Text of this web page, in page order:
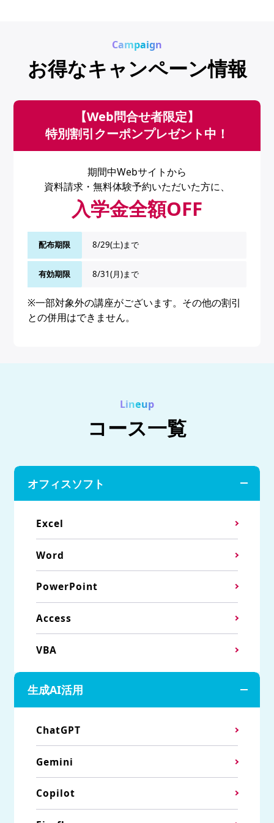
Campaign
お得なキャンペーン情報
【Web問合せ者限定】
特別割引クーポンプレゼント中！
期間中Webサイトから
資料請求・無料体験予約いただいた方に、
入学金全額OFF
配布期限 8/29(土)まで
有効期限 8/31(月)まで
※一部対象外の講座がございます。その他の割引
との併用はできません。
Lineup
コース一覧
オフィスソフト
Excel
Word
PowerPoint
Access
VBA
生成AI活用
ChatGPT
Gemini
Copilot